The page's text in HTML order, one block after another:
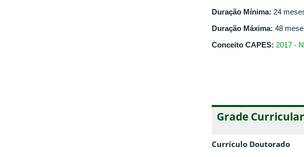
Duração Mínima: 24
Duração Máxima: 48
Conceito CAPES: 2017 -
Grade Curricular
Currículo Doutorado